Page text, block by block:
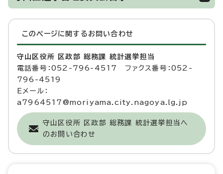
このページに関する お問い合わせ
守山区役所 区政部 総務課 統計選挙担当
電話番号：052-796-4517 ファクス番号：052-
796-4519
Eメール：
a7964517@moriyama.city.nagoya.lg.jp
守山区役所 区政部 総務課 統計選挙担当へ
のお問い合わせ